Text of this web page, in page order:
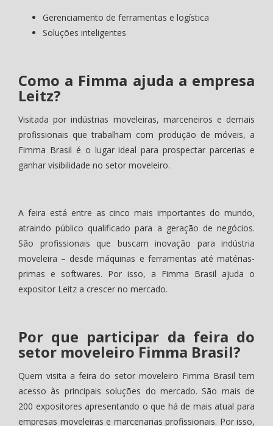
Gerenciamento de ferramentas e logística
Soluções inteligentes
Como a Fimma ajuda a empresa
Leitz?
Visitada por indústrias moveleiras, marceneiros e demais
profissionais que trabalham com produção de móveis, a
Fimma Brasil é o lugar ideal para prospectar parcerias e
ganhar visibilidade no setor moveleiro.
A feira está entre as cinco mais importantes do mundo,
atraindo público qualificado para a geração de negócios.
São profissionais que buscam inovação para indústria
moveleira – desde máquinas e ferramentas até matérias-
primas e softwares. Por isso, a Fimma Brasil ajuda o
expositor Leitz a crescer no mercado.
Por que participar da feira do
setor moveleiro Fimma Brasil?
Quem visita a feira do setor moveleiro Fimma Brasil tem
acesso às principais soluções do mercado. São mais de
200 expositores apresentando o que há de mais atual para
empresas moveleiras e marcenarias profissionais. Por isso,